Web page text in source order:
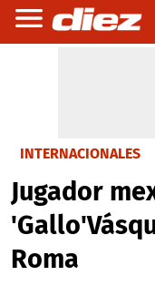
INTERNACIONALES
Jugador
Roma